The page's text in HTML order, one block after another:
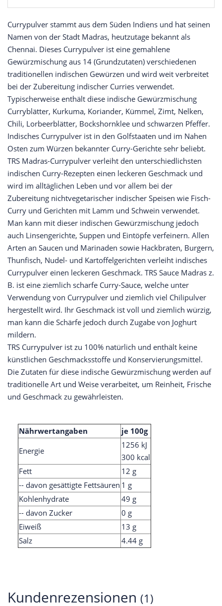
Currypulver stammt aus dem Süden Indiens und hat seinen
Namen von der Stadt Madras, heutzutage bekannt als
Chennai. Dieses Currypulver ist eine gemahlene
Gewürzmischung aus 14 (Grundzutaten) verschiedenen
traditionellen indischen Gewürzen und wird weit verbreitet
bei der Zubereitung indischer Curries verwendet.
Typischerweise enthält diese indische Gewürzmischung
Curryblätter, Kurkuma, Koriander, Kümmel, Zimt, Nelken,
Chili, Lorbeerblätter, Bockshornklee und schwarzen Pfeffer.
Indisches Currypulver ist in den Golfstaaten und im Nahen
Osten zum Würzen bekannter Curry-Gerichte sehr beliebt.
TRS Madras-Currypulver verleiht den unterschiedlichsten
indischen Curry-Rezepten einen leckeren Geschmack und
wird im alltäglichen Leben und vor allem bei der
Zubereitung nichtvegetarischer indischer Speisen wie Fisch-
Curry und Gerichten mit Lamm und Schwein verwendet.
Man kann mit dieser indischen Gewürzmischung jedoch
auch Linsengerichte, Suppen und Eintöpfe verfeinern. Allen
Arten an Saucen und Marinaden sowie Hackbraten, Burgern,
Thunfisch, Nudel- und Kartoffelgerichten verleiht indisches
Currypulver einen leckeren Geschmack. TRS Sauce Madras z.
B. ist eine ziemlich scharfe Curry-Sauce, welche unter
Verwendung von Currypulver und ziemlich viel Chilipulver
hergestellt wird. Ihr Geschmack ist voll und ziemlich würzig,
man kann die Schärfe jedoch durch Zugabe von Joghurt
mildern.
TRS Currypulver ist zu 100% natürlich und enthält keine
künstlichen Geschmacksstoffe und Konservierungsmittel.
Die Zutaten für diese indische Gewürzmischung werden auf
traditionelle Art und Weise verarbeitet, um Reinheit, Frische
und Geschmack zu gewährleisten.
Nährwertangaben
je 100g
Energie
1256 kJ
300 kcal
Fett
12 g
-- davon gesättigte Fettsäuren 1 g
Kohlenhydrate
49 g
-- davon Zucker
0 g
Eiweiß
13 g
Salz
4.44 g
Kundenrezensionen (1)